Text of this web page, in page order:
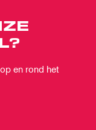
en rond het